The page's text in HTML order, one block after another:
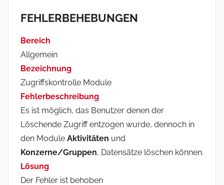
FEHLERBEHEBUNGEN
Bereich
Allgemein
Bezeichnung
Zugriffskontrolle Module
Fehlerbeschreibung
Es ist möglich, das Benutzer denen der
Löschende Zugriff entzogen wurde, dennoch in
den Module Aktivitäten und
Konzerne/Gruppen, Datensätze löschen können.
Lösung
Der Fehler ist behoben